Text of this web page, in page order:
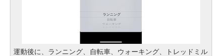
運動後に、ランニング、自転車、ウォーキング、トレッドミル